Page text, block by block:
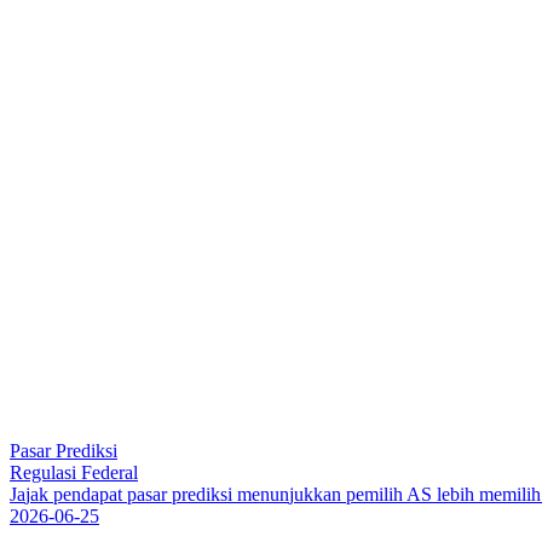
Pasar Prediksi
Regulasi Federal
Jajak pendapat pasar prediksi menunjukkan pemilih AS lebih memilih
2026-06-25